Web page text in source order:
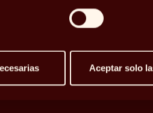
Aceptar solo